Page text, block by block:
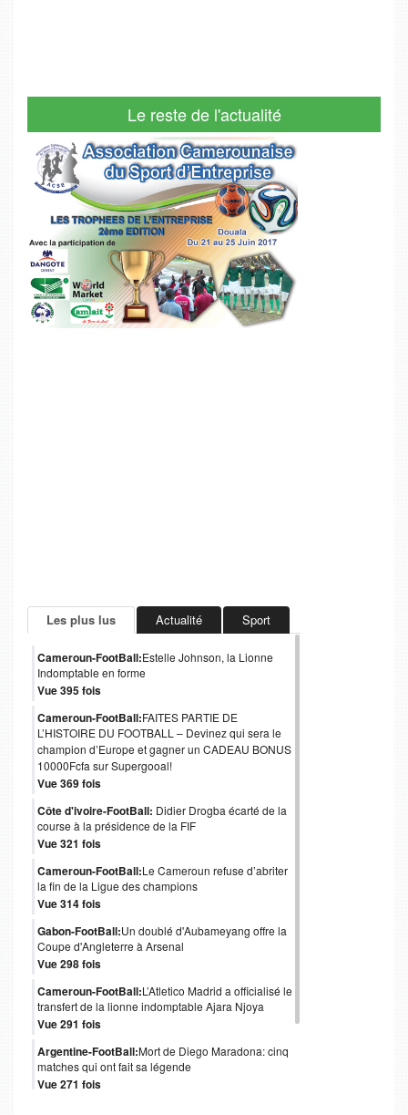
Le reste de l'actualité
Les plus lus Actualité Sport
Cameroun-FootBall:Estelle Johnson, la Lionne
Indomptable en forme
Vue 395 fois
Cameroun-FootBall:FAITES PARTIE DE
L’HISTOIRE DU FOOTBALL – Devinez qui sera le
champion d’Europe et gagner un CADEAU BONUS
10000Fcfa sur Supergooal!
Vue 369 fois
Côte d'ivoire-FootBall: Didier Drogba écarté de la
course à la présidence de la FIF
Vue 321 fois
Cameroun-FootBall:Le Cameroun refuse d’abriter
la fin de la Ligue des champions
Vue 314 fois
Gabon-FootBall:Un doublé d'Aubameyang offre la
Coupe d'Angleterre à Arsenal
Vue 298 fois
Cameroun-FootBall:L’Atletico Madrid a officialisé le
transfert de la lionne indomptable Ajara Njoya
Vue 291 fois
Argentine-FootBall:Mort de Diego Maradona: cinq
matches qui ont fait sa légende
Vue 271 fois